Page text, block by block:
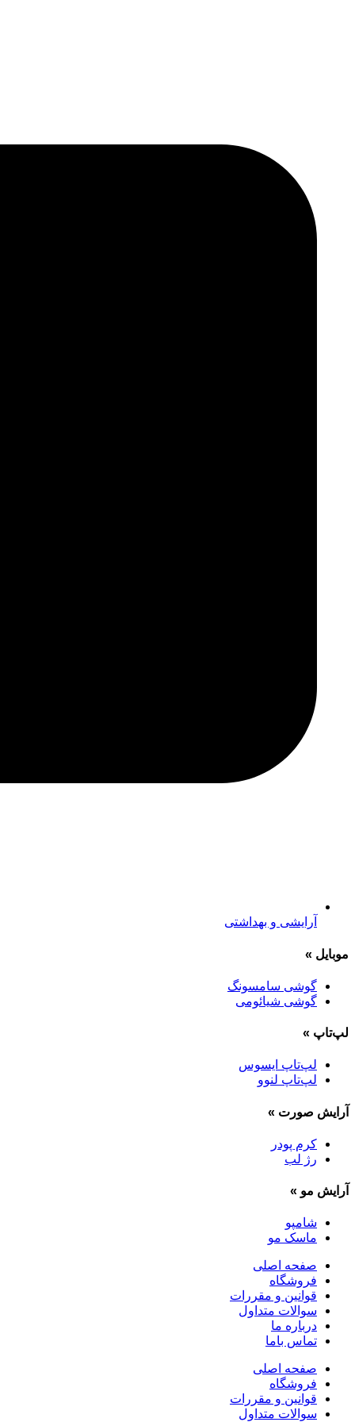
آرایشی و بهداشتی
موبایل »
گوشی سامسونگ
گوشی شیائومی
لپ‌تاپ »
لپ‌تاپ ایسوس
لپ‌تاپ لنوو
آرایش صورت »
کرم پودر
رژ لب
آرایش مو »
شامپو
ماسک مو
صفحه اصلی
فروشگاه
قوانین و مقررات
سوالات متداول
درباره ما
تماس باما
صفحه اصلی
فروشگاه
قوانین و مقررات
سوالات متداول